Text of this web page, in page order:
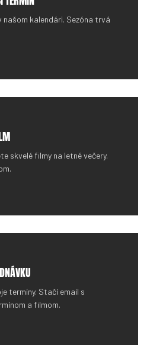
kalendári. Sezóna trvá
skvelé filmy na letné večery.
termíny. Stačí email s
a filmom.